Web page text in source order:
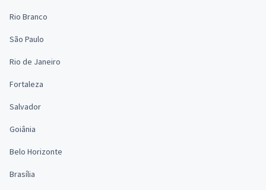
Rio Branco
São Paulo
Rio de Janeiro
Fortaleza
Salvador
Goiânia
Belo Horizonte
Brasília